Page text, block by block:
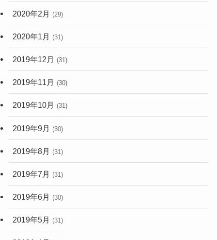
2020年2月 (29)
2020年1月 (31)
2019年12月 (31)
2019年11月 (30)
2019年10月 (31)
2019年9月 (30)
2019年8月 (31)
2019年7月 (31)
2019年6月 (30)
2019年5月 (31)